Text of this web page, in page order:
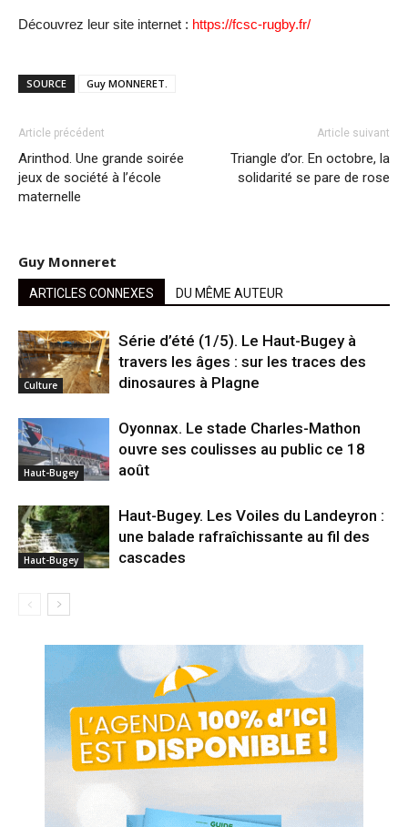
Découvrez leur site internet : https://fcsc-rugby.fr/
SOURCE Guy MONNERET.
Article précédent
Arinthod. Une grande soirée
jeux de société à l’école
maternelle
Article suivant
Triangle d’or. En octobre, la
solidarité se pare de rose
Guy Monneret
ARTICLES CONNEXES DU MÊME AUTEUR
Culture
Série d’été (1/5). Le Haut-Bugey à
travers les âges : sur les traces des
dinosaures à Plagne
Haut-Bugey
Oyonnax. Le stade Charles-Mathon
ouvre ses coulisses au public ce 18
août
Haut-Bugey
Haut-Bugey. Les Voiles du Landeyron :
une balade rafraîchissante au fil des
cascades